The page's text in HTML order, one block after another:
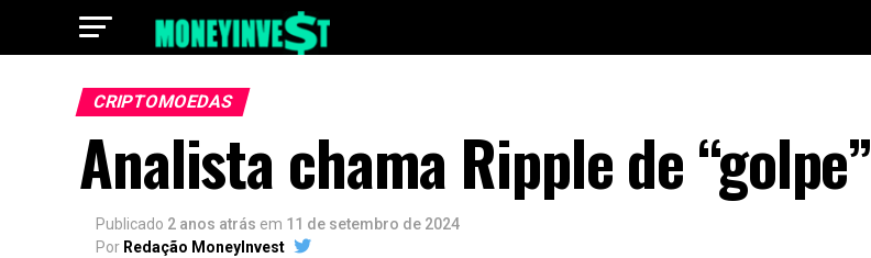
CRIPTOMOEDAS
Analista chama Ripple de “golpe”
Publicado 2 anos atrás em 11 de setembro de 2024
Por Redação MoneyInvest